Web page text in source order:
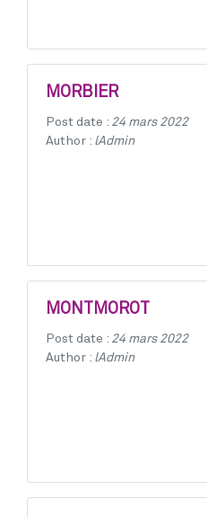
MORBIER
Post date : 24 mars 2022
Author : lAdmin
MONTMOROT
Post date : 24 mars 2022
Author : lAdmin